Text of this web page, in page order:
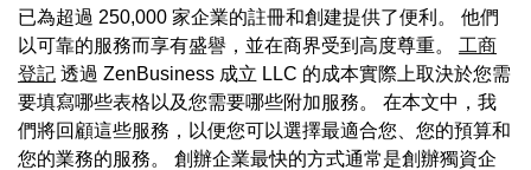
已為超過 250,000 家企業的註冊和創建提供了便利。 他們
以可靠的服務而享有盛譽，並在商界受到高度尊重。 工商
登記 透過 ZenBusiness 成立 LLC 的成本實際上取決於您需
要填寫哪些表格以及您需要哪些附加服務。 在本文中，我
們將回顧這些服務，以便您可以選擇最適合您、您的預算和
您的業務的服務。 創辦企業最快的方式通常是創辦獨資企